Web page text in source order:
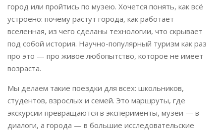
город или пройтись по музею. Хочется понять, как всё
устроено: почему растут города, как работает
вселенная, из чего сделаны технологии, что скрывает
под собой история. Научно-популярный туризм как раз
про это — про живое любопытство, которое не имеет
возраста.
Мы делаем такие поездки для всех: школьников,
студентов, взрослых и семей. Это маршруты, где
экскурсии превращаются в эксперименты, музеи — в
диалоги, а города — в большие исследовательские